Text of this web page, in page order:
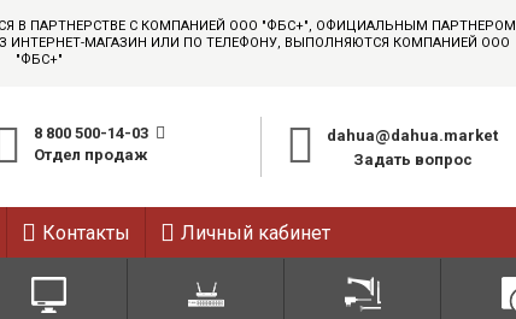
В ПАРТНЕРСТВЕ С КОМПАНИЕЙ ООО "ФБС+", ОФИЦИАЛЬНЫМ ПАРТНЕРОМ
ИНТЕРНЕТ-МАГАЗИН ИЛИ ПО ТЕЛЕФОНУ, ВЫПОЛНЯЮТСЯ КОМПАНИЕЙ ООО
"ФБС+"
8 800 500-14-03
Отдел продаж
dahua@dahua.market
Задать вопрос
Контакты Личный кабинет